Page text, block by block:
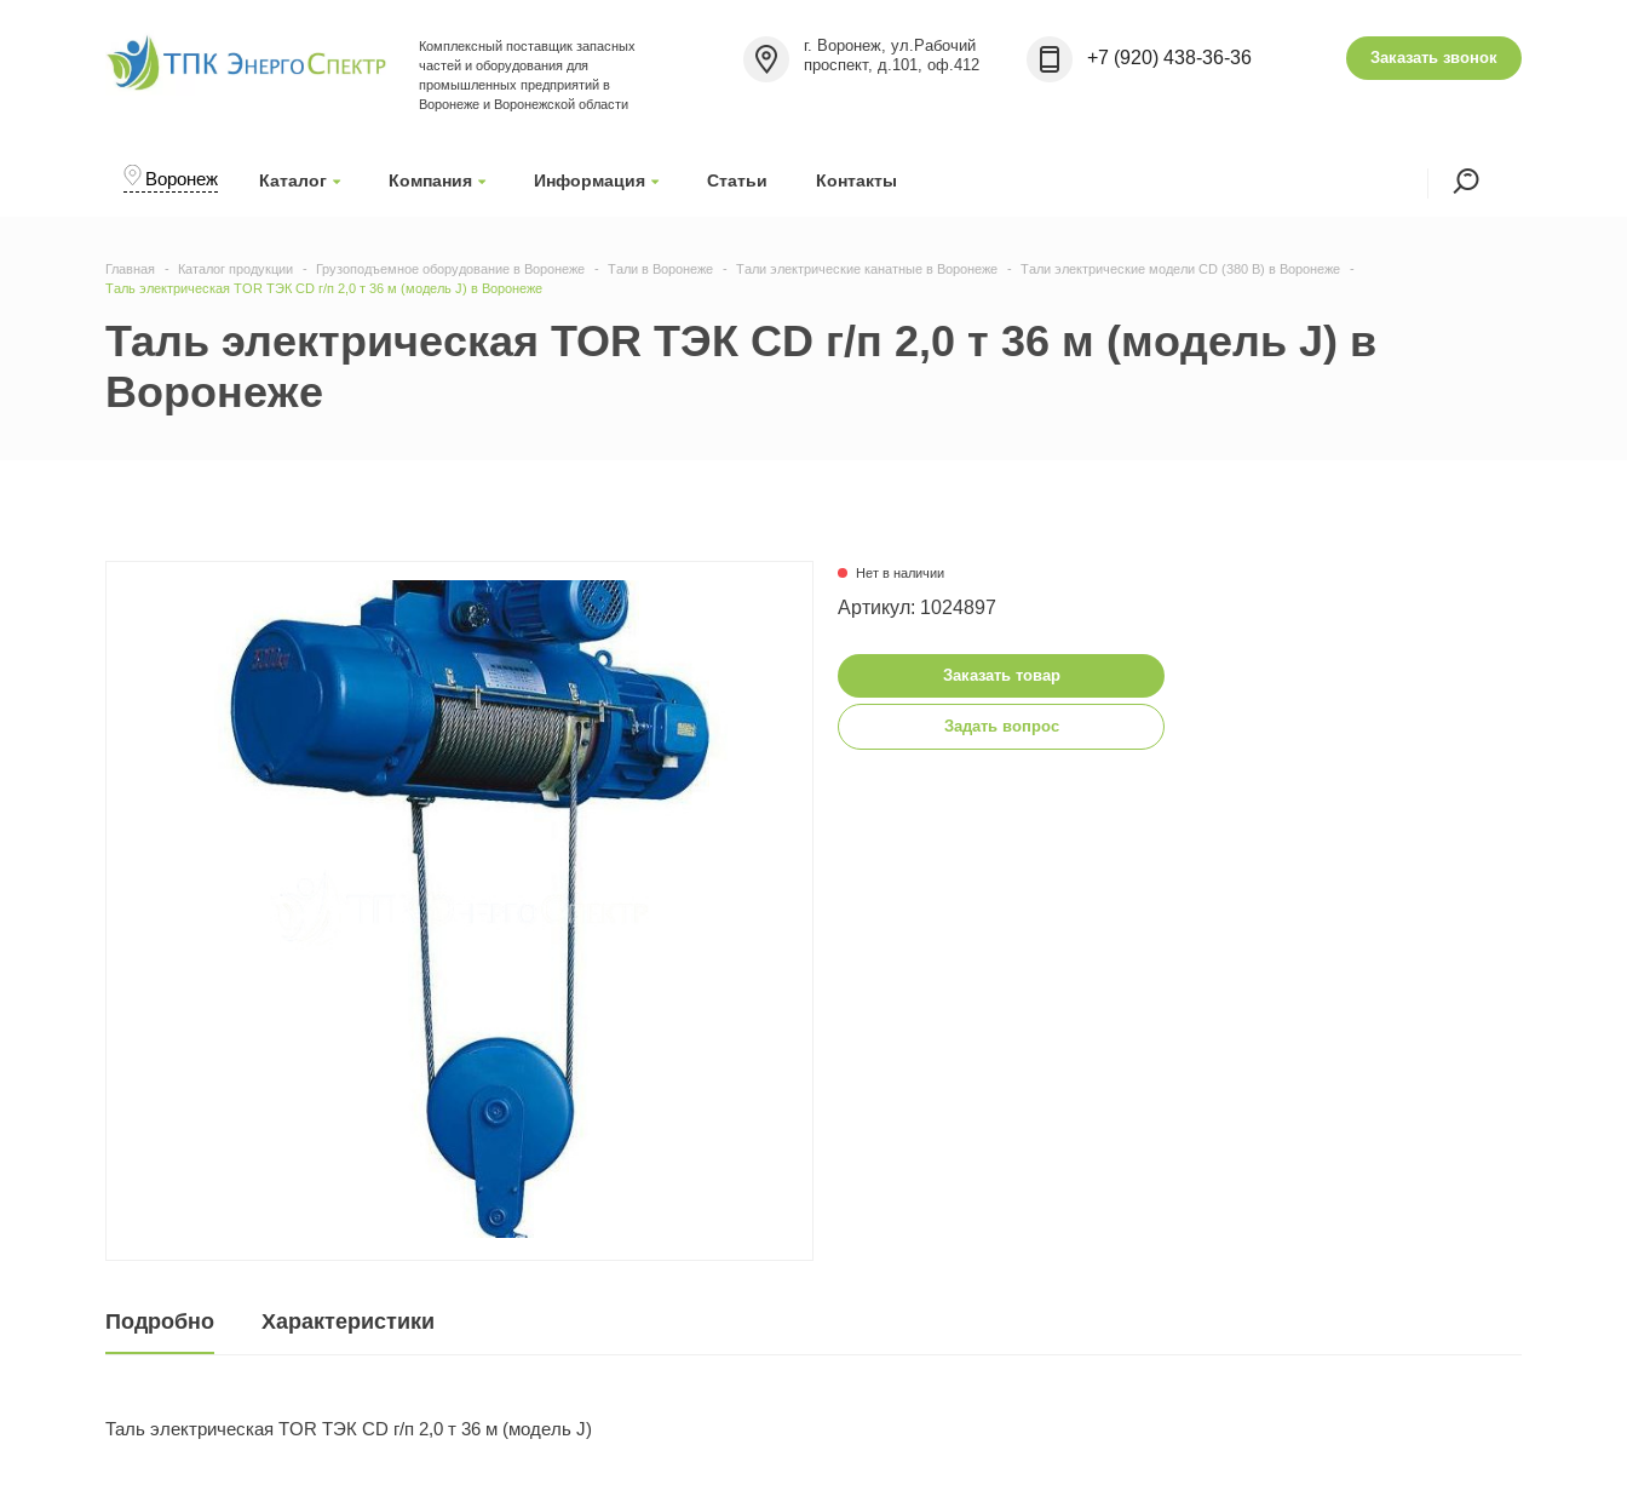
Воронеж Каталог Компания Информация Статьи Контакты
Комплексный поставщик запасных
частей и оборудования для
промышленных предприятий в
Воронеже и Воронежской области
г. Воронеж, ул.Рабочий
проспект, д.101, оф.412
+7 (920) 438-36-36 Заказать звонок
Главная Каталог продукции Грузоподъемное оборудование в Воронеже Тали в Воронеже Тали электрические канатные в Воронеже
Тали электрические модели CD (380 В) в Воронеже
Таль электрическая TOR ТЭК CD г/п 2,0 т 36 м (модель J) в Воронеже
Таль электрическая TOR ТЭК CD г/п 2,0 т 36 м (модель J) в
Воронеже
Нет в наличии
Артикул: 1024897
Заказать товар
Задать вопрос
Подробно Характеристики
Таль электрическая TOR ТЭК CD г/п 2,0 т 36 м (модель J)